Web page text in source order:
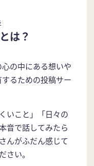
は？
の中にある想いや
るための投稿サー
いこと」「日々の
音で話してみたら
んがふだん感じて
さい。